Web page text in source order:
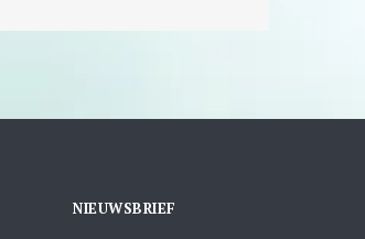
NIEUWSBRIEF